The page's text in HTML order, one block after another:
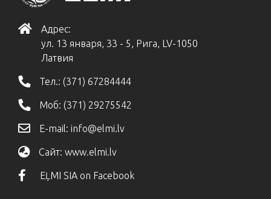
Адрес:
ул. 13 января, 33 - 5, Рига, LV-1050
Латвия
Тел.: (371) 67284444
Моб: (371) 29275542
E-mail: info@elmi.lv
Сайт: www.elmi.lv
EĻMI SIA on Facebook